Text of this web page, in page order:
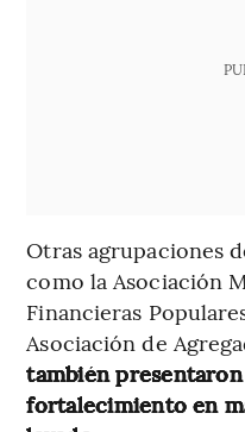
Otras agrupaciones
como la Asociación
Financieras
Asociación de
también
fortalecimiento en